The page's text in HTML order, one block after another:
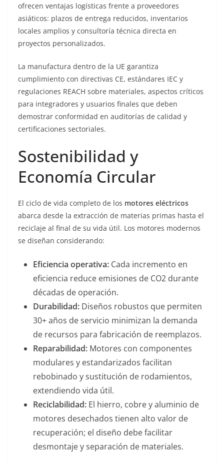
ofrecen ventajas logísticas frente a proveedores
asiáticos: plazos de entrega reducidos, inventarios
locales amplios y consultoría técnica directa en
proyectos personalizados.
La manufactura dentro de la UE garantiza
cumplimiento con directivas CE, estándares IEC y
regulaciones REACH sobre materiales, aspectos críticos
para integradores y usuarios finales que deben
demostrar conformidad en auditorías de calidad y
certificaciones sectoriales.
Sostenibilidad y
Economía Circular
El ciclo de vida completo de los motores eléctricos
abarca desde la extracción de materias primas hasta el
reciclaje al final de su vida útil. Los motores modernos
se diseñan considerando:
Eficiencia operativa: Cada incremento en
eficiencia reduce emisiones de CO2 durante
décadas de operación.
Durabilidad: Diseños robustos que permiten
30+ años de servicio minimizan la demanda
de recursos para fabricación de reemplazos.
Reparabilidad: Motores con componentes
modulares y estandarizados facilitan
rebobinado y sustitución de rodamientos,
extendiendo vida útil.
Reciclabilidad: El hierro, cobre y aluminio de
motores desechados tienen alto valor de
recuperación; el diseño debe facilitar
desmontaje y separación de materiales.